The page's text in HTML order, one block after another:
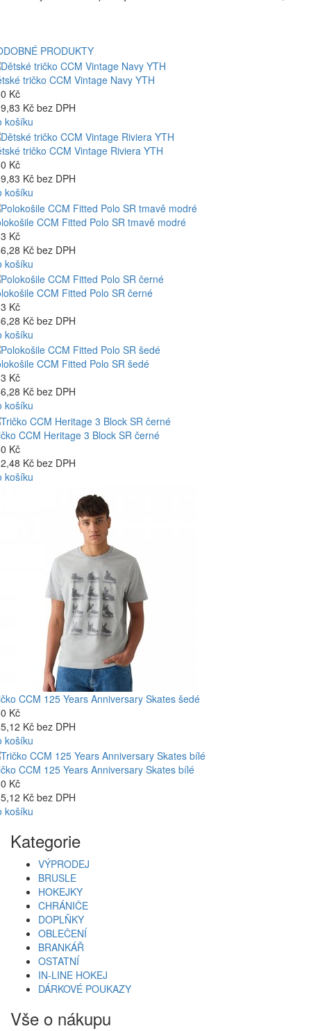
PRODUKTY
tričko CCM Vintage Navy YTH
Kč
Kč bez DPH
košíku
tričko CCM Vintage Riviera YTH
Kč
Kč bez DPH
košíku
CCM Fitted Polo SR tmavě modré
Kč
Kč bez DPH
košíku
CCM Fitted Polo SR černé
Kč
Kč bez DPH
košíku
CCM Fitted Polo SR šedé
Kč
Kč bez DPH
košíku
CCM Heritage 3 Block SR černé
Kč
Kč bez DPH
košíku
CCM 125 Years Anniversary Skates šedé
Kč
Kč bez DPH
košíku
CCM 125 Years Anniversary Skates bílé
Kč
Kč bez DPH
košíku
Kategorie
VÝPRODEJ
BRUSLE
HOKEJKY
CHRÁNIČE
DOPLŇKY
OBLEČENÍ
BRANKÁŘ
OSTATNÍ
IN-LINE HOKEJ
DÁRKOVÉ POUKAZY
Vše o nákupu